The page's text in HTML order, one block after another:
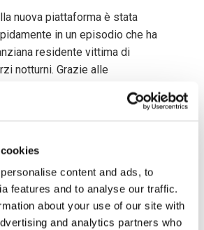
content and ads, to
features and to analyse our traffic.
about your use of our site with
and analytics partners who
nuova piattaforma è stata
in un episodio che ha
residente vittima di
notturni. Grazie alle
del comprensorio sciistico, i
meno di 50 minuti, fino
soggiornavano.
con strumenti tradizionali,
molte ore o rischiato